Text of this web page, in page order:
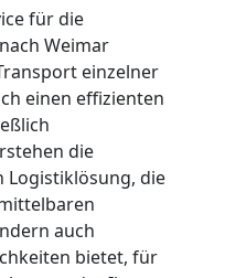
für die
Weimar
einzelner
einen effizienten
die
Logistiklösung, die
auch
bietet, für